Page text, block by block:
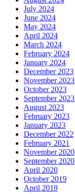
July 2024
June 2024
May 2024
April 2024
March 2024
February 2024
January 2024
December 2023
November 2023
October 2023
September 2023
August 2023
February 2023
January 2023
December 2022
February 2021
November 2020
September 2020
April 2020
October 2019
April 2019